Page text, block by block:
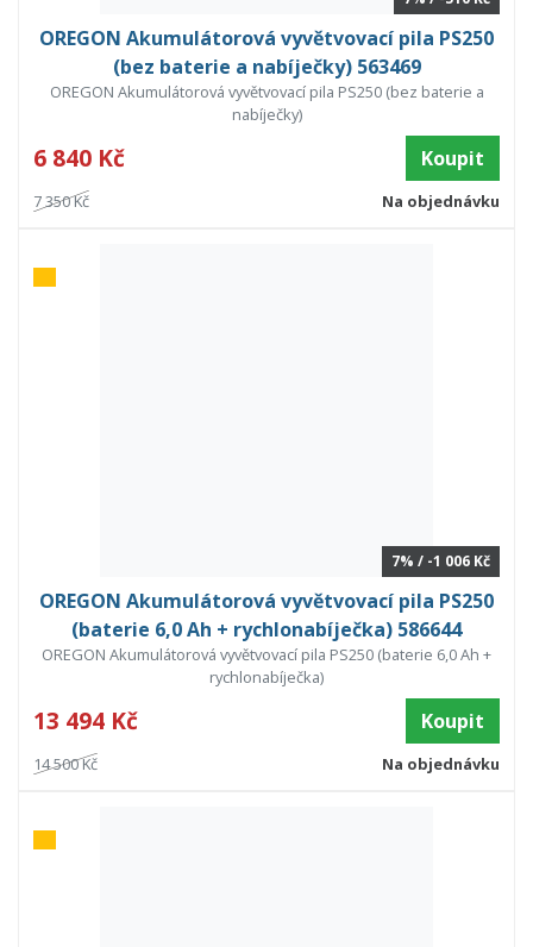
OREGON Akumulátorová vyvětvovací pila PS250
(bez baterie a nabíječky) 563469
OREGON Akumulátorová vyvětvovací pila PS250 (bez baterie a
nabíječky)
6 840 Kč Koupit
7 350 Kč Na objednávku
7% / -1 006 Kč
OREGON Akumulátorová vyvětvovací pila PS250
(baterie 6,0 Ah + rychlonabíječka) 586644
OREGON Akumulátorová vyvětvovací pila PS250 (baterie 6,0 Ah +
rychlonabíječka)
13 494 Kč Koupit
14 500 Kč Na objednávku